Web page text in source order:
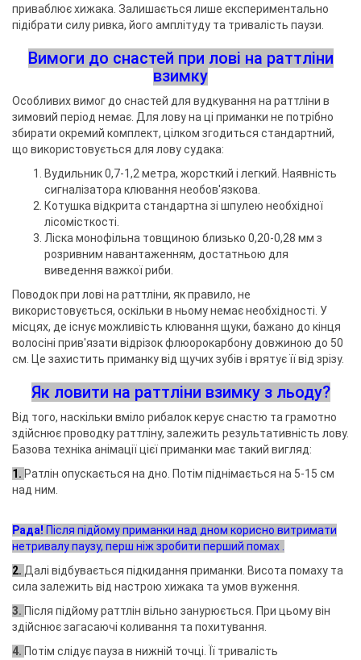
приваблює хижака. Залишається лише експериментально
підібрати силу ривка, його амплітуду та тривалість паузи.
Вимоги до снастей при лові на раттліни
взимку
Особливих вимог до снастей для вудкування на раттліни в
зимовий період немає. Для лову на ці приманки не потрібно
збирати окремий комплект, цілком згодиться стандартний,
що використовується для лову судака:
Вудильник 0,7-1,2 метра, жорсткий і легкий. Наявність
сигналізатора клювання необов'язкова.
Котушка відкрита стандартна зі шпулею необхідної
лісомісткості.
Ліска монофільна товщиною близько 0,20-0,28 мм з
розривним навантаженням, достатньою для
виведення важкої риби.
Поводок при лові на раттліни, як правило, не
використовується, оскільки в ньому немає необхідності. У
місцях, де існує можливість клювання щуки, бажано до кінця
волосіні прив'язати відрізок флюорокарбону довжиною до 50
см. Це захистить приманку від щучих зубів і врятує її від зрізу.
Як ловити на раттліни взимку з льоду?
Від того, наскільки вміло рибалок керує снастю та грамотно
здійснює проводку раттліну, залежить результативність лову.
Базова техніка анімації цієї приманки має такий вигляд:
1. Ратлін опускається на дно. Потім піднімається на 5-15 см
над ним.
Рада! Після підйому приманки над дном корисно витримати
нетривалу паузу, перш ніж зробити перший помах .
2. Далі відбувається підкидання приманки. Висота помаху та
сила залежить від настрою хижака та умов вуження.
3. Після підйому раттлін вільно занурюється. При цьому він
здійснює загасаючі коливання та похитування.
4. Потім слідує пауза в нижній точці. Її тривалість